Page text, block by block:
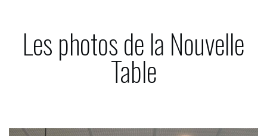
Les photos de la Nouvelle
Table